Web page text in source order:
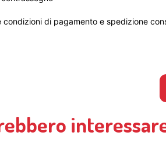
condizioni di pagamento e spedizione